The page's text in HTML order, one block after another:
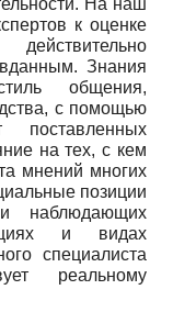
к оценке
Знания
общения,
с помощью
поставленных
на тех, с кем
мнений многих
позиции
наблюдающих
и видах
специалиста
реальному